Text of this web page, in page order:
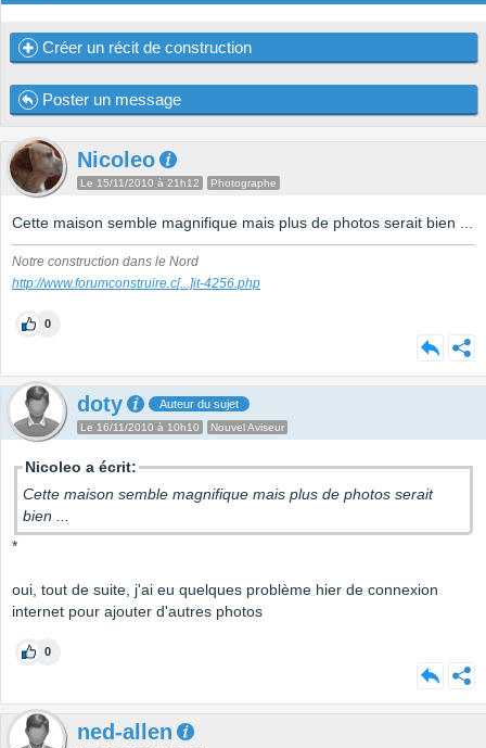
Créer un récit de construction
Poster un message
Nicoleo
Le 15/11/2010 à 21h12 Photographe
Cette maison semble magnifique mais plus de photos serait bien ...
Notre construction dans le Nord
http://www.forumconstruire.c[...]it-4256.php
0
doty Auteur du sujet
Le 16/11/2010 à 10h10 Nouvel Aviseur
Nicoleo a écrit:
Cette maison semble magnifique mais plus de photos serait
bien ...
*
oui, tout de suite, j'ai eu quelques problème hier de connexion
internet pour ajouter d'autres photos
0
ned-allen